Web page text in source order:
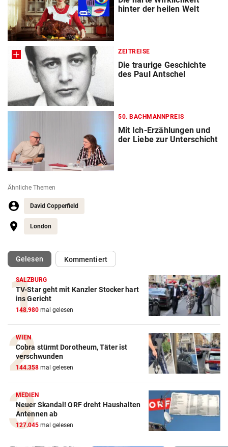
hinter der heilen Welt
ZEITREISE
Die traurige Geschichte
des Paul Antschel
50. BACHMANNPREIS
Mit Ich-Erzählungen und
der Liebe zur Unterschicht
Ähnliche Themen
David Copperfield
London
Gelesen(ausgewählt)Kommentiert
SALZBURG
TV-Star geht mit Kanzler Stocker hart
ins Gericht
148.980 mal gelesen
WIEN
Cobra stürmt Dorotheum, Täter ist
verschwunden
144.358 mal gelesen
MEDIEN
Neuer Skandal! ORF dreht Haushalten
Antennen ab
127.045 mal gelesen